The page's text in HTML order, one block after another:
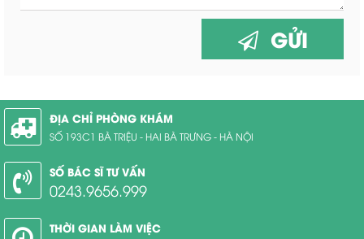
GỬI
ĐỊA CHỈ PHÒNG KHÁM
SỐ 193C1 BÀ TRIỆU - HAI BÀ TRƯNG - HÀ NỘI
SỐ BÁC SĨ TƯ VẤN
0243.9656.999
THỜI GIAN LÀM VIỆC